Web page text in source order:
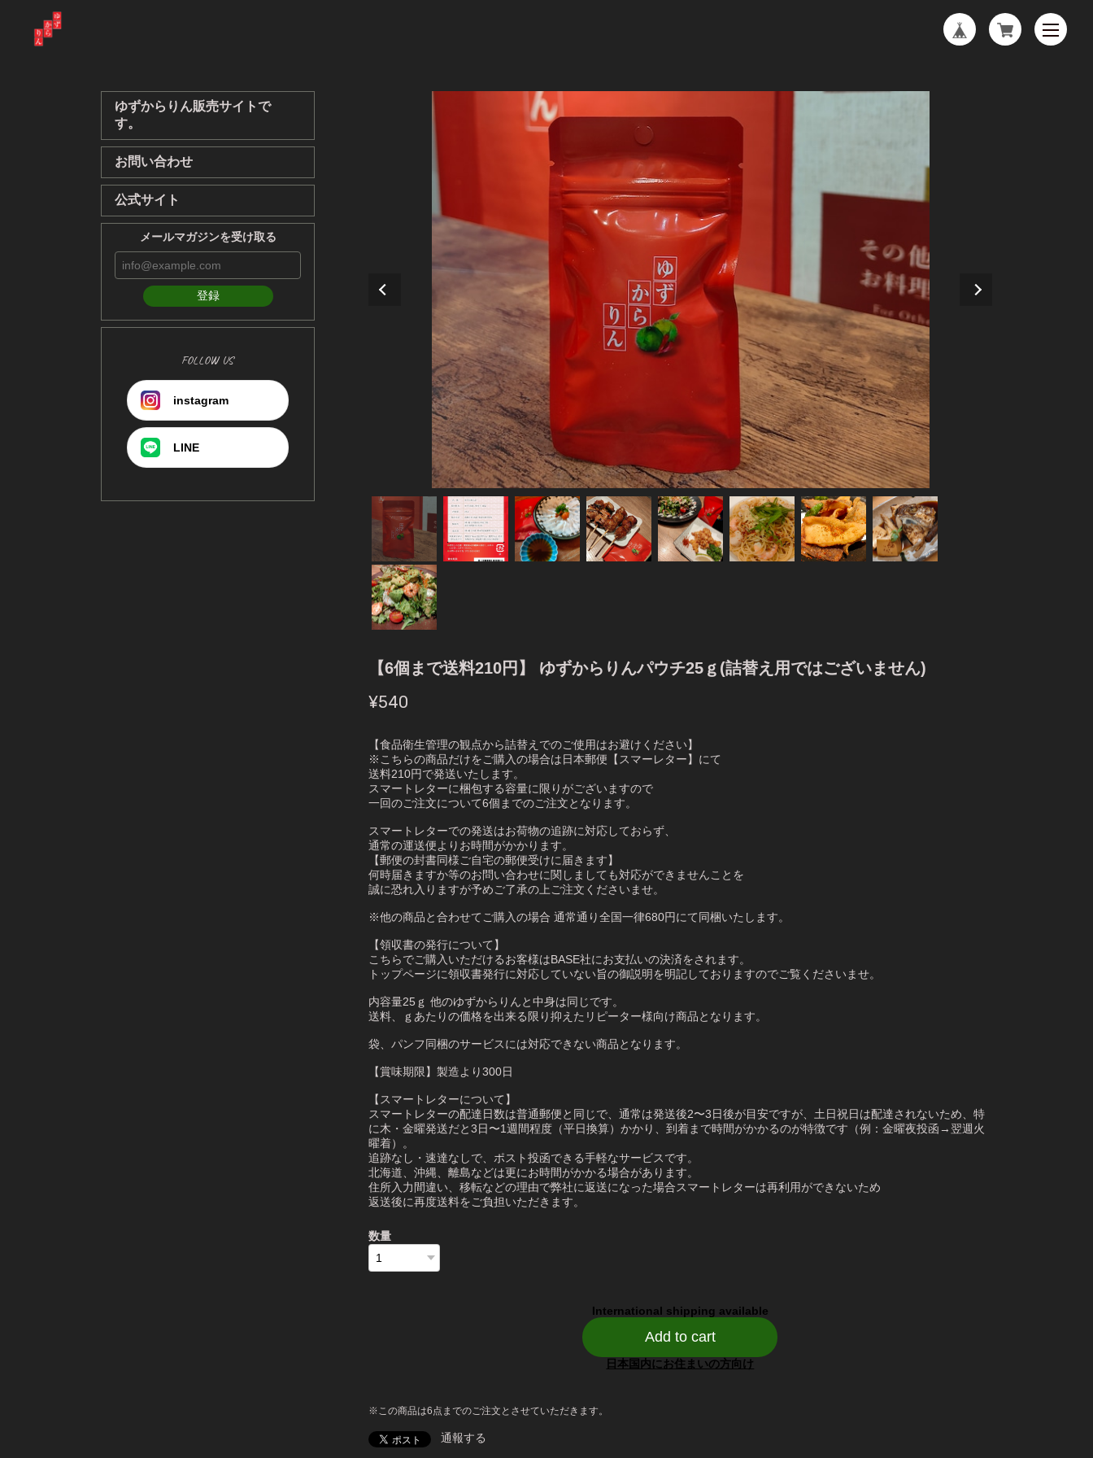
ゆずからりん販売サイトで
す。
お問い合わせ
公式サイト
メールマガジンを受け取る
登録
FOLLOW US
instagram
LINE
【6個まで送料210円】 ゆずからりんパウチ25ｇ(詰替え用ではございません)
¥540
【食品衛生管理の観点から詰替えでのご使用はお避けください】
※こちらの商品だけをご購入の場合は日本郵便【スマーレター】にて
送料210円で発送いたします。
スマートレターに梱包する容量に限りがございますので
一回のご注文について6個までのご注文となります。
スマートレターでの発送はお荷物の追跡に対応しておらず、
通常の運送便よりお時間がかかります。
【郵便の封書同様ご自宅の郵便受けに届きます】
何時届きますか等のお問い合わせに関しましても対応ができませんことを
誠に恐れ入りますが予めご了承の上ご注文くださいませ。
※他の商品と合わせてご購入の場合 通常通り全国一律680円にて同梱いたします。
【領収書の発行について】
こちらでご購入いただけるお客様はBASE社にお支払いの決済をされます。
トップページに領収書発行に対応していない旨の御説明を明記しておりますのでご覧くださいませ。
内容量25ｇ 他のゆずからりんと中身は同じです。
送料、ｇあたりの価格を出来る限り抑えたリピーター様向け商品となります。
袋、パンフ同梱のサービスには対応できない商品となります。
【賞味期限】製造より300日
【スマートレターについて】
スマートレターの配達日数は普通郵便と同じで、通常は発送後2〜3日後が目安ですが、土日祝日は配達されないため、特
に木・金曜発送だと3日〜1週間程度（平日換算）かかり、到着まで時間がかかるのが特徴です（例：金曜夜投函→翌週火
曜着）。
追跡なし・速達なしで、ポスト投函できる手軽なサービスです。
北海道、沖縄、離島などは更にお時間がかかる場合があります。
住所入力間違い、移転などの理由で弊社に返送になった場合スマートレターは再利用ができないため
返送後に再度送料をご負担いただきます。
数量
International shipping available
Add to cart
日本国内にお住まいの方向け
※この商品は6点までのご注文とさせていただきます。
通報する